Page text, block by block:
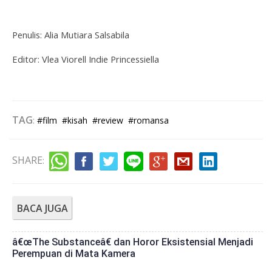
Penulis: Alia Mutiara Salsabila
Editor: Vlea Viorell Indie Princessiella
TAG: #film #kisah #review #romansa
SHARE:
BACA JUGA
â€œThe Substanceâ€ dan Horor Eksistensial Menjadi
Perempuan di Mata Kamera